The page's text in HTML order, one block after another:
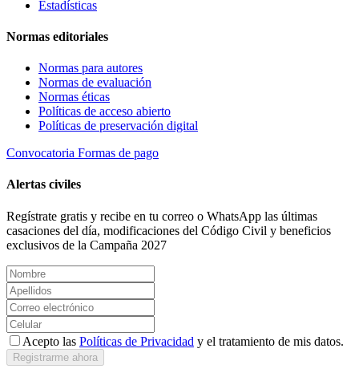
Estadísticas
Normas editoriales
Normas para autores
Normas de evaluación
Normas éticas
Políticas de acceso abierto
Políticas de preservación digital
Convocatoria Formas de pago
Alertas civiles
Regístrate gratis y recibe en tu correo o WhatsApp las últimas
casaciones del día, modificaciones del Código Civil y beneficios
exclusivos de la Campaña 2027
Acepto las Políticas de Privacidad y el tratamiento de mis datos.
Registrarme ahora